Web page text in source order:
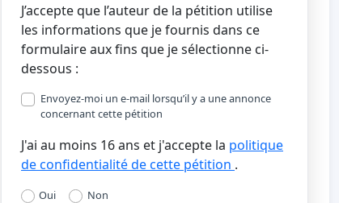
J’accepte que l’auteur de la pétition utilise
les informations que je fournis dans ce
formulaire aux fins que je sélectionne ci-
dessous :
Envoyez-moi un e-mail lorsqu’il y a une annonce
concernant cette pétition
J'ai au moins 16 ans et j'accepte la politique
de confidentialité de cette pétition .
Oui Non